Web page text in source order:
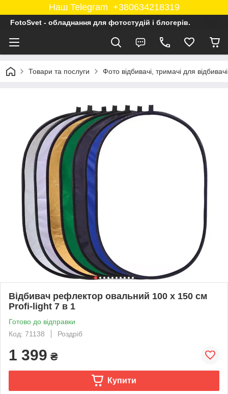
Наш Telegram +380634218319
FotoSvet - обладнання для фотостудій і блогерів.
Товари та послуги Фото відбивачі, тримачі для
Відбивач рефлектор овальний 100 х 150 см
Profi-light 7 в 1
Готово до відправки
Код: 71138
Роздріб
1 399 ₴
Купити